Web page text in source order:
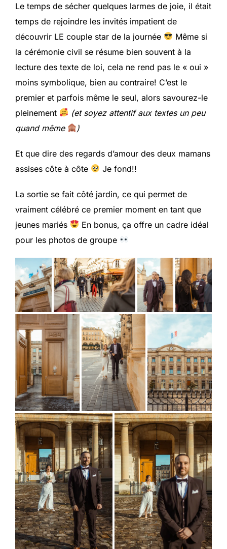
Le temps de sécher quelques larmes de joie, il était
temps de rejoindre les invités impatient de
découvrir LE couple star de la journée
Même si
la cérémonie civil se résume bien souvent à la
lecture des texte de loi, cela ne rend pas le « oui »
moins symbolique, bien au contraire! C’est le
premier et parfois même le seul, alors savourez-le
pleinement
(et soyez attentif aux textes un peu
quand même
)
Et que dire des regards d’amour des deux mamans
assises côte à côte
Je fond!!
La sortie se fait côté jardin, ce qui permet de
vraiment célébré ce premier moment en tant que
jeunes mariés
En bonus, ça offre un cadre idéal
pour les photos de groupe